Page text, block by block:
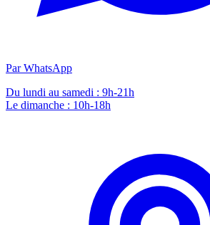
Par WhatsApp
Du lundi au samedi : 9h-21h
Le dimanche : 10h-18h